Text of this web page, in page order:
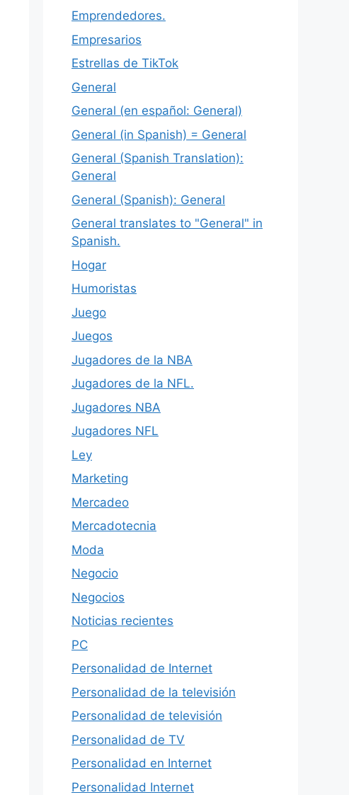
Emprendedores.
Empresarios
Estrellas de TikTok
General
General (en español: General)
General (in Spanish) = General
General (Spanish Translation):
General
General (Spanish): General
General translates to "General" in
Spanish.
Hogar
Humoristas
Juego
Juegos
Jugadores de la NBA
Jugadores de la NFL.
Jugadores NBA
Jugadores NFL
Ley
Marketing
Mercadeo
Mercadotecnia
Moda
Negocio
Negocios
Noticias recientes
PC
Personalidad de Internet
Personalidad de la televisión
Personalidad de televisión
Personalidad de TV
Personalidad en Internet
Personalidad Internet